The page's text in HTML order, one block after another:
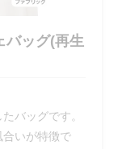
ッグ(再生
バッグです。
合いが特徴で